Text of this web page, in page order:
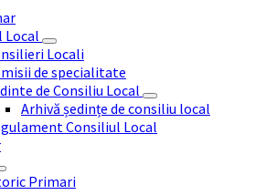
Local
Locali
de specialitate
de Consiliu Local
Arhivă ședințe de consiliu local
Consiliul Local
Primari